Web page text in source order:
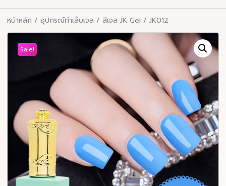
หน้าหลัก / อุปกรณ์ทำเล็บเจล / สีเจล JK Gel / JK012
Sale!